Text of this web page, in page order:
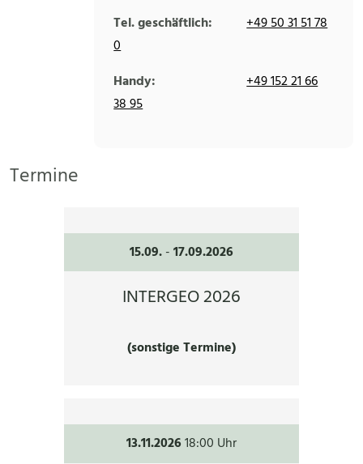
Tel. geschäftlich:
+49 50 31 51 78
0
Handy:
+49 152 21 66
38 95
Termine
15.09.-17.09.2026
INTERGEO 2026
(sonstige Termine)
13.11.202618:00 Uhr